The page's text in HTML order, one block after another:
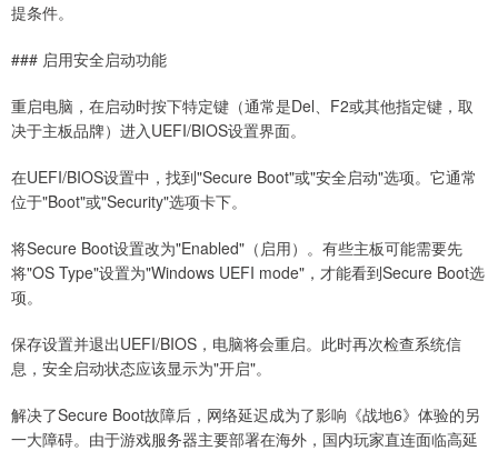
提条件。
### 启用安全启动功能
重启电脑，在启动时按下特定键（通常是Del、F2或其他指定键，取
决于主板品牌）进入UEFI/BIOS设置界面。
在UEFI/BIOS设置中，找到"Secure Boot"或"安全启动"选项。它通常
位于"Boot"或"Security"选项卡下。
将Secure Boot设置改为"Enabled"（启用）。有些主板可能需要先
将"OS Type"设置为"Windows UEFI mode"，才能看到Secure Boot选
项。
保存设置并退出UEFI/BIOS，电脑将会重启。此时再次检查系统信
息，安全启动状态应该显示为"开启"。
解决了Secure Boot故障后，网络延迟成为了影响《战地6》体验的另
一大障碍。由于游戏服务器主要部署在海外，国内玩家直连面临高延